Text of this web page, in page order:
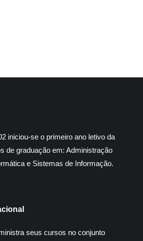
iniciou-se o primeiro ano letivo da
de graduação em: Administração
e Sistemas de Informação.
seus cursos no conjunto